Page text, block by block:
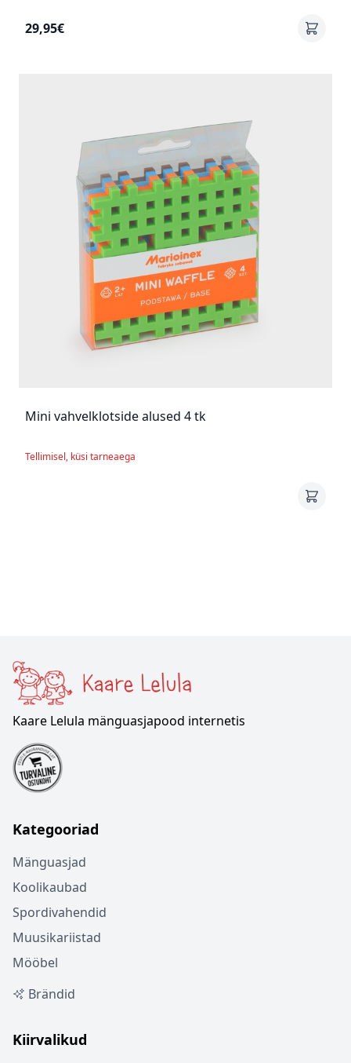
29,95€
Mini vahvelklotside alused 4 tk
Tellimisel, küsi tarneaega
Kaare Lelula mänguasjapood internetis
Kategooriad
Mänguasjad
Koolikaubad
Spordivahendid
Muusikariistad
Mööbel
Brändid
Kiirvalikud